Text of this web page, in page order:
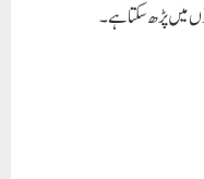
میں پڑھ سکتا ہے۔